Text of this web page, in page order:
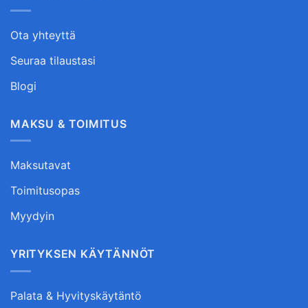
Ota yhteyttä
Seuraa tilaustasi
Blogi
MAKSU & TOIMITUS
Maksutavat
Toimitusopas
Myydyin
YRITYKSEN KÄYTÄNNÖT
Palata & Hyvityskäytäntö